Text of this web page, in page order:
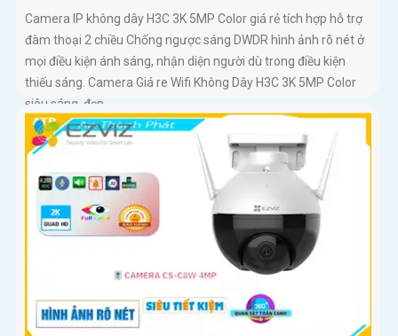
Camera IP không dây H3C 3K 5MP Color giá rẻ tích hợp hỗ trợ
đàm thoại 2 chiều Chống ngược sáng DWDR hình ảnh rõ nét ở
mọi điều kiện ánh sáng, nhận diện người dù trong điều kiện
thiếu sáng. Camera Giá re Wifi Không Dây H3C 3K 5MP Color
siêu sáng, đẹp